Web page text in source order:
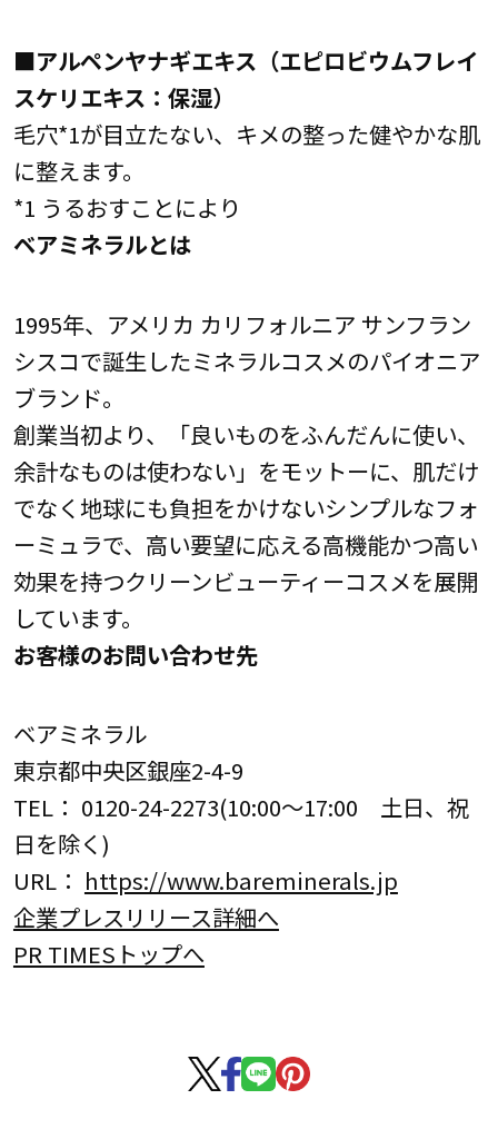
■アルペンヤナギエキス（エピロビウムフレイ
スケリエキス：保湿）
毛穴*1が目立たない、キメの整った健やかな肌
に整えます。
*1 うるおすことにより
ベアミネラルとは
1995年、アメリカ カリフォルニア サンフラン
シスコで誕生したミネラルコスメのパイオニア
ブランド。
創業当初より、「良いものをふんだんに使い、
余計なものは使わない」をモットーに、肌だけ
でなく地球にも負担をかけないシンプルなフォ
ーミュラで、高い要望に応える高機能かつ高い
効果を持つクリーンビューティーコスメを展開
しています。
お客様のお問い合わせ先
ベアミネラル
東京都中央区銀座2-4-9
TEL： 0120-24-2273(10:00～17:00 土日、祝
日を除く)
URL： https://www.bareminerals.jp
企業プレスリリース詳細へ
PR TIMESトップへ